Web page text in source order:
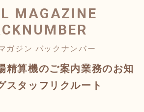
MAGAZINE
ガジン バックナンバー
精算機のご案内業務のお知
スタッフリクルート